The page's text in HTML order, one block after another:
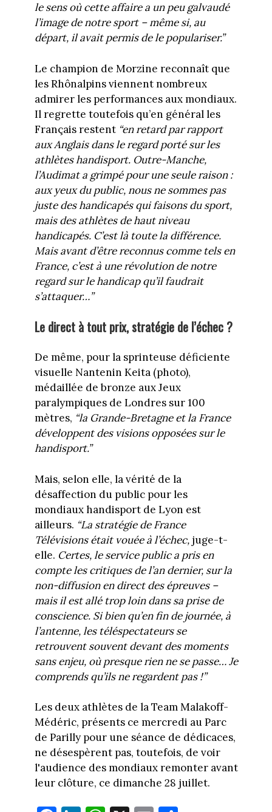
le sens où cette affaire a un peu galvaudé
l’image de notre sport – même si, au
départ, il avait permis de le populariser.”
Le champion de Morzine reconnaît que
les Rhônalpins viennent nombreux
admirer les performances aux mondiaux.
Il regrette toutefois qu’en général les
Français restent “en retard par rapport
aux Anglais dans le regard porté sur les
athlètes handisport. Outre-Manche,
l’Audimat a grimpé pour une seule raison :
aux yeux du public, nous ne sommes pas
juste des handicapés qui faisons du sport,
mais des athlètes de haut niveau
handicapés. C’est là toute la différence.
Mais avant d’être reconnus comme tels en
France, c’est à une révolution de notre
regard sur le handicap qu’il faudrait
s’attaquer…”
Le direct à tout prix, stratégie de l’échec ?
De même, pour la sprinteuse déficiente
visuelle Nantenin Keita (photo),
médaillée de bronze aux Jeux
paralympiques de Londres sur 100
mètres, “la Grande-Bretagne et la France
développent des visions opposées sur le
handisport.”
Mais, selon elle, la vérité de la
désaffection du public pour les
mondiaux handisport de Lyon est
ailleurs. “La stratégie de France
Télévisions était vouée à l’échec,juge-t-
elle. Certes, le service public a pris en
compte les critiques de l’an dernier, sur la
non-diffusion en direct des épreuves –
mais il est allé trop loin dans sa prise de
conscience. Si bien qu’en fin de journée, à
l’antenne, les téléspectateurs se
retrouvent souvent devant des moments
sans enjeu, où presque rien ne se passe… Je
comprends qu’ils ne regardent pas !”
Les deux athlètes de la Team Malakoff-
Médéric, présents ce mercredi au Parc
de Parilly pour une séance de dédicaces,
ne désespèrent pas, toutefois, de voir
l'audience des mondiaux remonter avant
leur clôture, ce dimanche 28 juillet.